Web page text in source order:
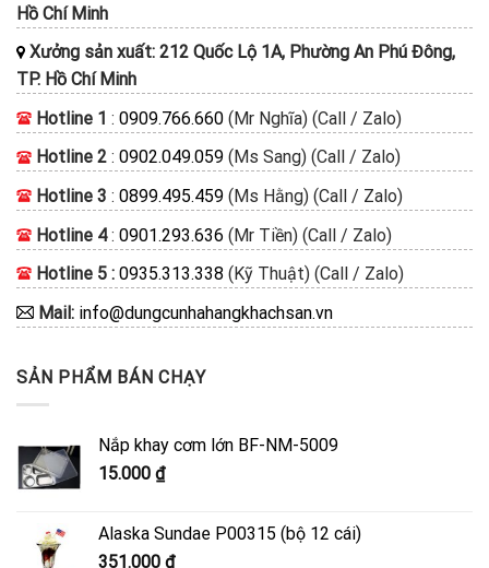
Hồ Chí Minh
Xưởng sản xuất: 212 Quốc Lộ 1A, Phường An Phú Đông,
TP. Hồ Chí Minh
Hotline 1 : 0909.766.660 (Mr Nghĩa) (Call / Zalo)
Hotline 2 : 0902.049.059 (Ms Sang) (Call / Zalo)
Hotline 3 : 0899.495.459 (Ms Hằng) (Call / Zalo)
Hotline 4: 0901.293.636 (Mr Tiền) (Call / Zalo)
Hotline 5 : 0935.313.338 (Kỹ Thuật) (Call / Zalo)
Mail: info@dungcunhahangkhachsan.vn
SẢN PHẨM BÁN CHẠY
Nắp khay cơm lớn BF-NM-5009
15.000 ₫
Alaska Sundae P00315 (bộ 12 cái)
351.000 ₫